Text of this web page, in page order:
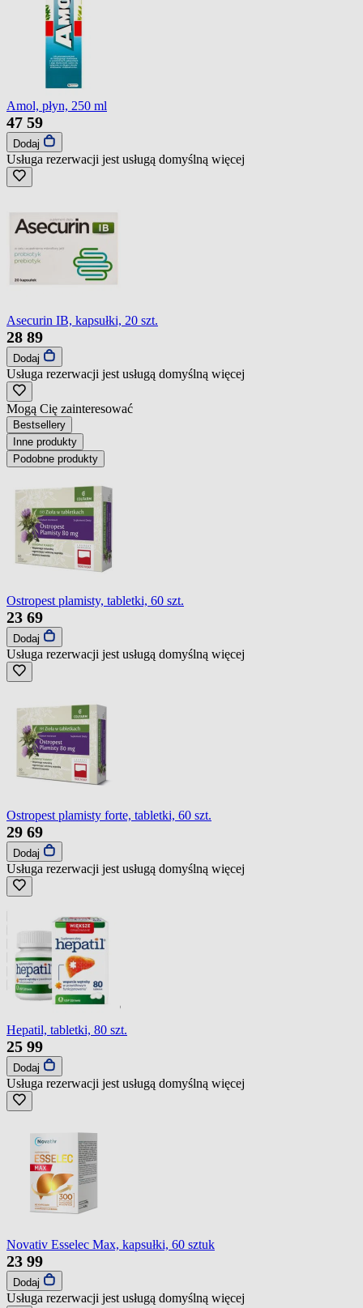
Amol, płyn, 250 ml
47 59
Dodaj
Usługa rezerwacji jest usługą domyślną więcej
Asecurin IB, kapsułki, 20 szt.
28 89
Dodaj
Usługa rezerwacji jest usługą domyślną więcej
Mogą Cię zainteresować
Bestsellery
Inne produkty
Podobne produkty
Ostropest plamisty, tabletki, 60 szt.
23 69
Dodaj
Usługa rezerwacji jest usługą domyślną więcej
Ostropest plamisty forte, tabletki, 60 szt.
29 69
Dodaj
Usługa rezerwacji jest usługą domyślną więcej
Hepatil, tabletki, 80 szt.
25 99
Dodaj
Usługa rezerwacji jest usługą domyślną więcej
Novativ Esselec Max, kapsułki, 60 sztuk
23 99
Dodaj
Usługa rezerwacji jest usługą domyślną więcej